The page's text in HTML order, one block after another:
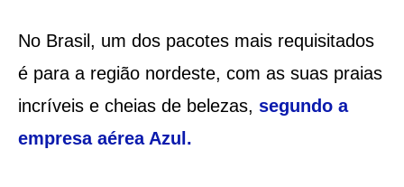
No Brasil, um dos pacotes mais requisitados
é para a região nordeste, com as suas praias
incríveis e cheias de belezas, segundo a
empresa aérea Azul.